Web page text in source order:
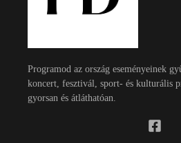
Programod az ország eseményeinek
koncert, fesztivál, sport- és kulturális
gyorsan és átláthatóan.